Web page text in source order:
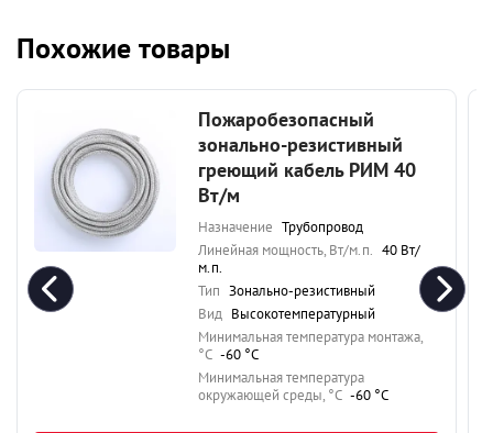
Похожие товары
Пожаробезопасный
зонально-резистивный
греющий кабель РИМ 40
Вт/м
Назначение Трубопровод
Линейная мощность, Вт/м.п. 40 Вт/
м.п.
Тип Зонально-резистивный
Вид Высокотемпературный
Минимальная температура монтажа,
°C -60 °C
Минимальная температура
окружающей среды, °C -60 °C